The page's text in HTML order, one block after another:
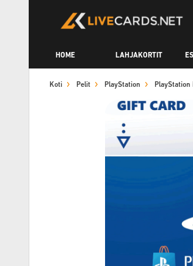
HOME LAHJAKORTIT
Koti Pelit PlayStation